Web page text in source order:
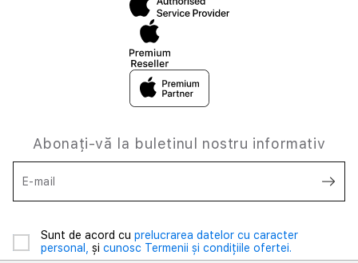
Abonați-vă la buletinul nostru informativ
E-mail
Sunt de acord cu prelucrarea datelor cu caracter
personal, și cunosc Termenii și condițiile ofertei.